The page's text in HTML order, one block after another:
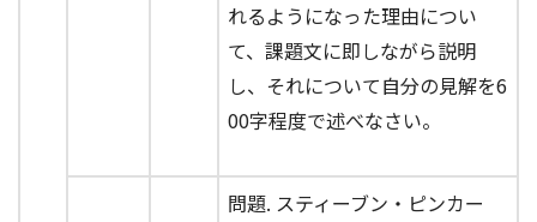
れるようになった理由につい
て、課題文に即しながら説明
し、それについて自分の見解を6
00字程度で述べなさい。
問題. スティーブン・ピンカー